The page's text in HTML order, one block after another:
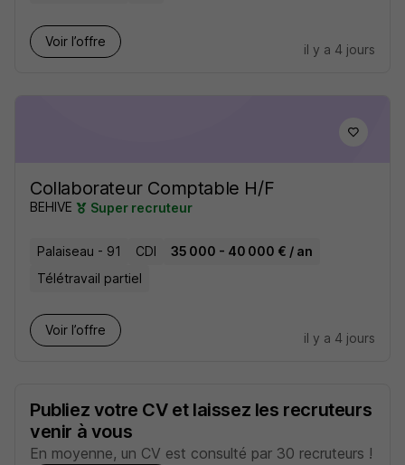
Voir l’offre
il y a 4 jours
Collaborateur Comptable H/F
BEHIVE Super recruteur
Palaiseau - 91 CDI
35 000 - 40 000 € / an
Télétravail partiel
Voir l’offre
il y a 4 jours
Publiez votre CV et laissez les recruteurs
venir à vous
En moyenne, un CV est consulté par 30 recruteurs !